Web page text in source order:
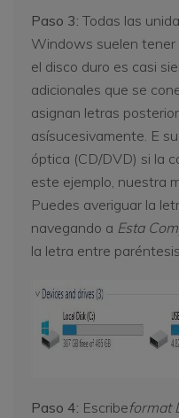
Paso 3: Todas las
Windows suelen tener
el disco duro es casi
adicionales que se
asignan letras
asísucesivamente. E
óptica (CD/DVD) si la
este ejemplo, nuestra
Puedes averiguar la
navegando a Esta
la letra entre
Paso 4: Escribeformat